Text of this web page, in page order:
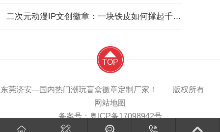
二次元动漫IP文创徽章：一块铁皮如何撑起千亿“谷子经济”？
TOP
东莞济安---国内热门潮玩盲盒徽章定制厂家！ 版权所有
网站地图
备案号： 粤ICP备17098942号